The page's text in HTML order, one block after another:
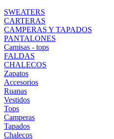
SWEATERS
CARTERAS
CAMPERAS Y TAPADOS
PANTALONES
Camisas - tops
FALDAS
CHALECOS
Zapatos
Accesorios
Ruanas
Vestidos
Tops
Camperas
Tapados
Chalecos